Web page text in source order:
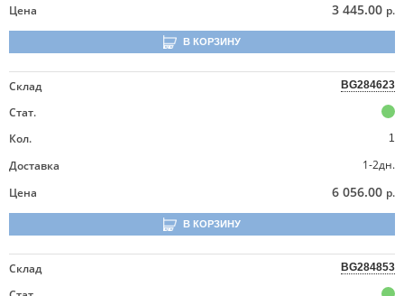
Цена
3 445.00 р.
В КОРЗИНУ
Склад BG284623
Стат.
Кол.
1
Доставка
1-2дн.
Цена
6 056.00 р.
В КОРЗИНУ
Склад BG284853